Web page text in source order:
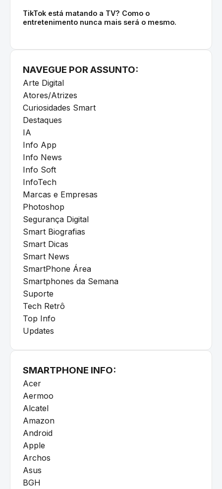
TikTok está matando a TV? Como o
entretenimento nunca mais será o mesmo.
NAVEGUE POR ASSUNTO:
Arte Digital
Atores/Atrizes
Curiosidades Smart
Destaques
IA
Info App
Info News
Info Soft
InfoTech
Marcas e Empresas
Photoshop
Segurança Digital
Smart Biografias
Smart Dicas
Smart News
SmartPhone Área
Smartphones da Semana
Suporte
Tech Retrô
Top Info
Updates
SMARTPHONE INFO:
Acer
Aermoo
Alcatel
Amazon
Android
Apple
Archos
Asus
BGH